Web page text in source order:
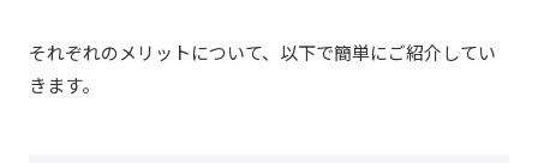
それぞれのメリットについて、以下で簡単にご紹介してい
きます。